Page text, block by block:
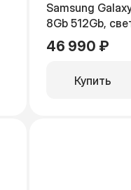
Samsung
8Gb 512Gb,
синий
46 990 ₽
Купить